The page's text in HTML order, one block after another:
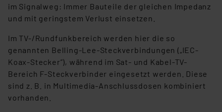
im Signalweg: Immer Bauteile der gleichen Impedanz
und mit geringstem Verlust einsetzen.
Im TV-/Rundfunkbereich werden hier die so
genannten Belling-Lee-Steckverbindungen („IEC-
Koax-Stecker”), während im Sat- und Kabel-TV-
Bereich F-Steckverbinder eingesetzt werden. Diese
sind z. B. in Multimedia-Anschlussdosen kombiniert
vorhanden.